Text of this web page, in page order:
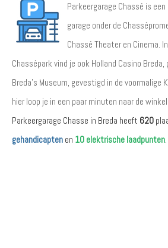
Parkeergarage Chassé is
garage onder de
Chassé Theater en Cinema.
Chassépark vind je ook Holland Casino Breda,
Breda's Museum, gevestigd in de voormalige
hier loop je in een paar minuten naar de
Parkeergarage Chasse in Breda heeft 620
gehandicapten en 10 elektrische laadpunten.